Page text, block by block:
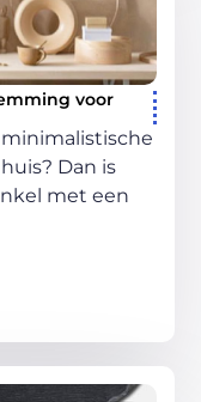
voor
minimalistische
Dan is
met een